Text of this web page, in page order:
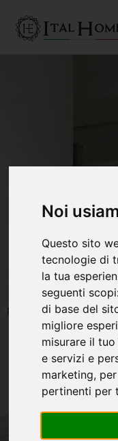
Noi
Questo sito
tecnologie di
la tua
seguenti
di base del
migliore
misurare il
e servizi e
marketing,
pertinenti per